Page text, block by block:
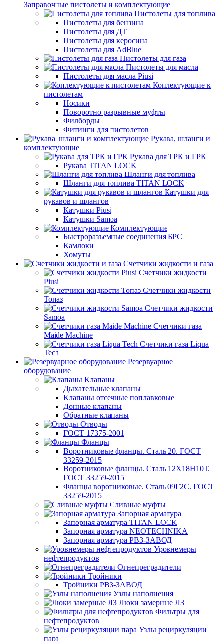
Заправочные пистолеты и комплектующие
Пистолеты для топлива
Пистолеты для бензина
Пистолеты для ДТ
Пистолеты для керосина
Пистолеты для AdBlue
Пистолеты для газа
Пистолеты для масла
Пистолеты для масла Piusi
Коплектующие к
пистолетам
Носики
Поворотно разрывные муфты
Филборды
Фитинги для пистолетов
Рукава, шланги и
комплектующие
Рукава для ТРК и ГРК
Рукава TITAN LOCK
Шланги для топлива
Шланги для топлива TITAN LOCK
Катушки для
рукавов и шлангов
Катушки Piusi
Катушки Samoa
Комплектующие
Быстроразъемные соединения БРС
Камлоки
Хомуты
Счетчики жидкости и газа
Счетчики жидкости
Piusi
Счетчики жидкости
Топаз
Счетчики жидкости
Samoa
Счетчики газа
Maide Machine
Счетчики газа Liqua
Tech
Резервуарное
оборудование
Клапаны
Дыхательные клапаны
Клапаны отсечные поплавковые
Донные клапаны
Обратные клапаны
Отводы
ГОСТ 17375-2001
Фланцы
Воротниковые фланцы. Сталь 20. ГОСТ
33259-2015
Воротниковые фланцы. Сталь 12Х18Н10Т.
ГОСТ 33259-2015
Фланцы воротниковые. Сталь 09Г2С. ГОСТ
33259-2015
Сливные муфты
Запорная арматура
Запорная арматура TITAN LOCK
Запорная арматура NEOTECHNIKA
Запорная арматура РВЗ-ЗАВОД
Уровнемеры
нефтепродуктов
Огнепреградители
Тройники
Тройники РВЗ-ЗАВОД
Узлы наполнения
Люки замерные ЛЗ
Фильтры для
нефтепродуктов
Узлы рециркуляции
пара